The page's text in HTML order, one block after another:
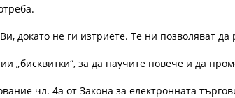
Ви, докато не ги изтриете. Те ни
„бисквитки“, за да научите повече и да
чл. 4а от Закона за електронната